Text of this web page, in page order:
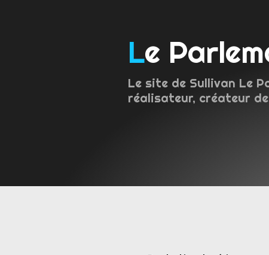
Le
Le site de Sullivan Le
réalisateur, créateur